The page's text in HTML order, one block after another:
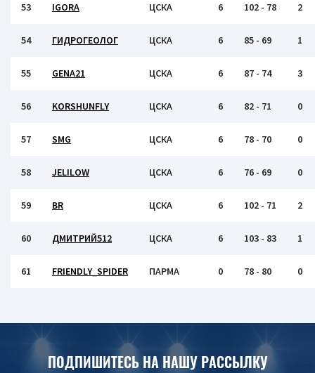
53 IGORA ЦСКА 6 102 - 78 2
54 ГИДРОГЕОЛОГ ЦСКА 6 85 - 69 1
55 GENA21 ЦСКА 6 87 - 74 3
56 KORSHUNFLY ЦСКА 6 82 - 71 0
57 SMG ЦСКА 6 78 - 70 0
58 JELILOW ЦСКА 6 76 - 69 0
59 BR ЦСКА 6 102 - 71 2
60 ДМИТРИЙ512 ЦСКА 6 103 - 83 1
61 FRIENDLY_SPIDER ПАРМА 0 78 - 80 0
ПОДПИШИТЕСЬ НА НАШУ РАССЫЛКУ